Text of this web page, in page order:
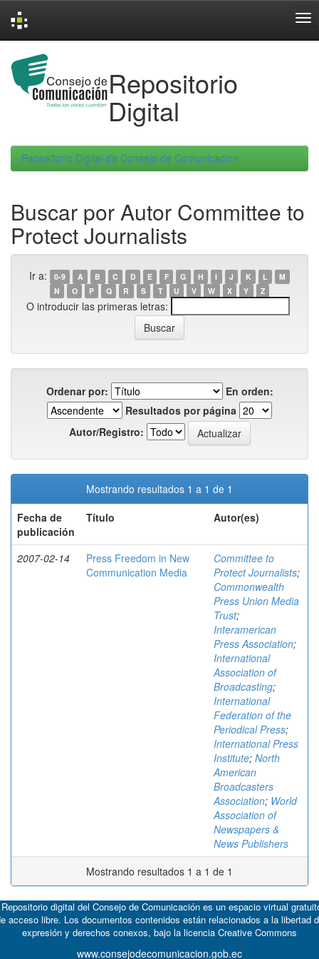
navigation
Repositorio
Digital
Repositorio Digital de Consejo de Comunicacion
Buscar por Autor Committee to
Protect Journalists
Ir a: 0-9 A B C D E F G H I J K L
M
N
O P Q R S T U V W X Y Z
O introducir las primeras letras:
Ordenar por:
En orden:
Resultados por página
Autor/Registro:
Mostrando resultados 1 a 1 de 1
Fecha de
publicación
Título Autor(es)
2007-02-14
Press Freedom in New
Communication Media
Committee to
Protect Journalists;
Commonwealth
Press Union Media
Trust;
Interamerican
Press Association;
International
Association of
Broadcasting;
International
Federation of the
Periodical Press;
International Press
Institute; North
American
Broadcasters
Association; World
Association of
Newspapers &
News Publishers
Mostrando resultados 1 a 1 de 1
digital del Consejo de Comunicación es un espacio virtual
acceso libre. Los documentos contenidos están relacionados a la libertad
expresión y derechos conexos, bajo la licencia Creative Commons
www.consejodecomunicacion.gob.ec